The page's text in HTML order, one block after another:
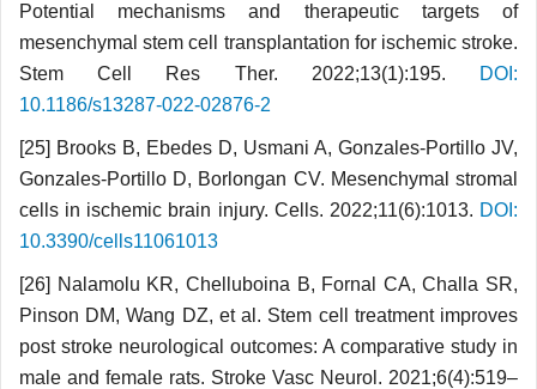
Potential mechanisms and therapeutic targets of
mesenchymal stem cell transplantation for ischemic stroke.
Stem Cell Res Ther. 2022;13(1):195.
DOI:
10.1186/s13287-022-02876-2
[25] Brooks B, Ebedes D, Usmani A, Gonzales-Portillo JV,
Gonzales-Portillo D, Borlongan CV. Mesenchymal stromal
cells in ischemic brain injury. Cells. 2022;11(6):1013. DOI:
10.3390/cells11061013
[26] Nalamolu KR, Chelluboina B, Fornal CA, Challa SR,
Pinson DM, Wang DZ, et al. Stem cell treatment improves
post stroke neurological outcomes: A comparative study in
male and female rats. Stroke Vasc Neurol. 2021;6(4):519–